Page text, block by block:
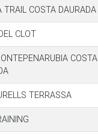
TRAIL COSTA DAURADA
CLOT
COSTA
TERRASSA